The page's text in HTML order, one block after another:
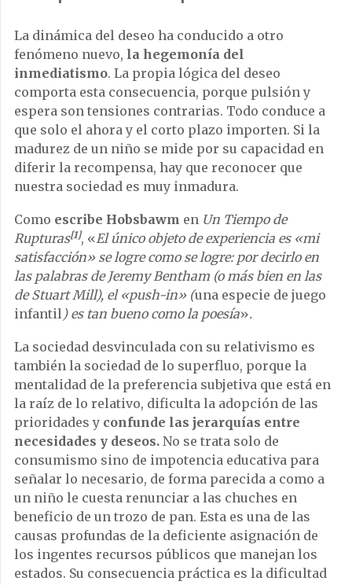
La dinámica del deseo ha conducido a otro
fenómeno nuevo, la hegemonía del
inmediatismo. La propia lógica del deseo
comporta esta consecuencia, porque pulsión y
espera son tensiones contrarias. Todo conduce a
que solo el ahora y el corto plazo importen. Si la
madurez de un niño se mide por su capacidad en
diferir la recompensa, hay que reconocer que
nuestra sociedad es muy inmadura.
Como escribe Hobsbawm en Un Tiempo de
Rupturas[1], «El único objeto de experiencia es «mi
satisfacción» se logre como se logre: por decirlo en
las palabras de Jeremy Bentham (o más bien en las
de Stuart Mill), el «push-in» (una especie de juego
infantil ) es tan bueno como la poesía».
La sociedad desvinculada con su relativismo es
también la sociedad de lo superfluo, porque la
mentalidad de la preferencia subjetiva que está en
la raíz de lo relativo, dificulta la adopción de las
prioridades y confunde las jerarquías entre
necesidades y deseos. No se trata solo de
consumismo sino de impotencia educativa para
señalar lo necesario, de forma parecida a como a
un niño le cuesta renunciar a las chuches en
beneficio de un trozo de pan. Esta es una de las
causas profundas de la deficiente asignación de
los ingentes recursos públicos que manejan los
estados. Su consecuencia práctica es la dificultad